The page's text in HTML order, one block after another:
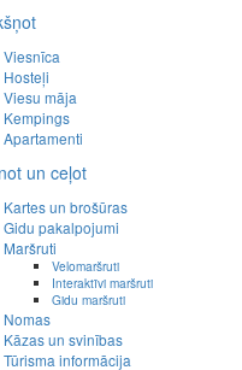
Viesnīca
Hosteļi
Viesu māja
Kempings
Apartamenti
un ceļot
Kartes un brošūras
Gidu pakalpojumi
Maršruti
Velomaršruti
Interaktīvi maršruti
Gidu maršruti
Nomas
Kāzas un svinības
Tūrisma informācija